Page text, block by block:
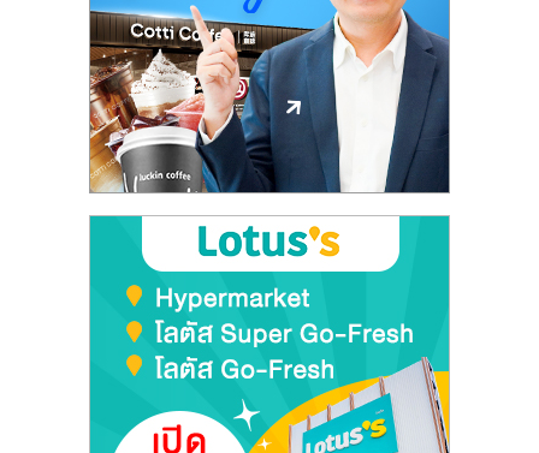
ปรึกษา
การ
ลงทุน
และ
ขยาย